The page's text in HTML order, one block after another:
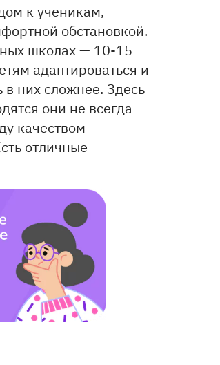
к ученикам,
обстановкой.
школах — 10-15
адаптироваться и
в них сложнее. Здесь
они не всегда
качеством
отличные